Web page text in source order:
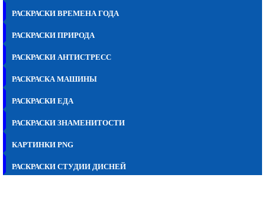
РАСКРАСКИ ВРЕМЕНА ГОДА
РАСКРАСКИ ПРИРОДА
РАСКРАСКИ АНТИСТРЕСС
РАСКРАСКА МАШИНЫ
РАСКРАСКИ ЕДА
РАСКРАСКИ ЗНАМЕНИТОСТИ
КАРТИНКИ PNG
РАСКРАСКИ СТУДИИ ДИСНЕЙ